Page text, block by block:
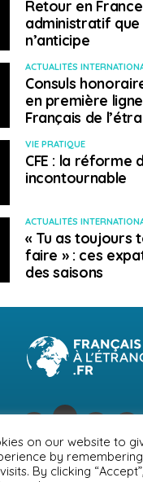
Retour en
administratif
n’anticipe
ACTUALITÉS
Consuls
en première
Français de
VIE PRATIQUE
CFE : la réforme
incontournable
ACTUALITÉS
« Tu as toujours
faire » : ces
des saisons
PUBLICITÉ CONTACTS
on our website to
by
By clicking